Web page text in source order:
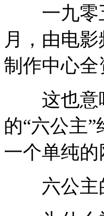
一九零五
月，由电
制作中心全
这也意
的“六公主
一个单纯的
六公主的